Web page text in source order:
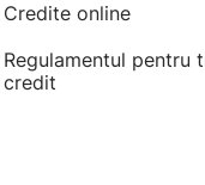
Credite online
Regulamentul pentru
credit